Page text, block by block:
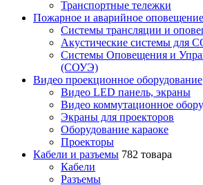
Транспортные тележки
Пожарное и аварийное
Cистемы трансляции и
Акустические системы для
Системы Оповещения и
(СОУЭ)
Видео проекционное оборудование
Видео LED панель, экраны
Видео коммутационное
Экраны для проекторов
Оборудование караоке
Проекторы
Кабели и разъемы 782 товара
Кабели
Разъемы